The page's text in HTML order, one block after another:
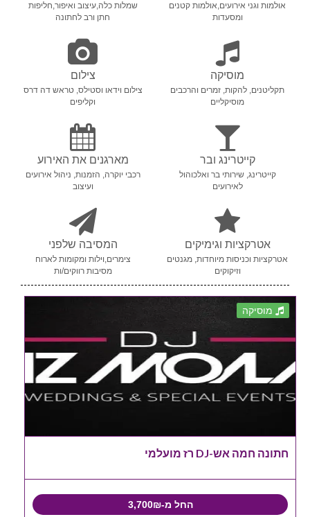
אולמות וגני אירועים,אולמות קטנים
ומסעדות
שמלות כלה,עיצוב ואיפור,חליפות
חתן ורב לחתונה
מוסיקה
תקליטנים, להקות, זמרים והרכבים
מוסיקליים
צילום
צילום וידאו וסטילס, טראש דה דרס
וקליפים
קייטרינג ובר
קייטרינג, שירותי בר ואלכוהול
לאירועים
מארגנים את האירוע
רכבי יוקרה, הזמנות, ניהול אירועים
ועיצוב
אטרקציות וגימיקים
אטרקציות וכניסות מיוחדות, מגנטים
וזיקוקים
המסיבה שלפני
צימרים,וילות ומקומות לארוח
מסיבות רווקים/ות
מוסיקה
חתונה חמה אש-DJ רז מועלמי
החל מ-3,700₪